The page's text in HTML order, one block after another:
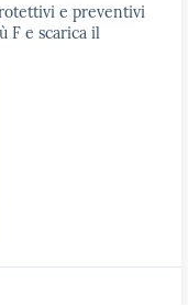
e preventivi
F e scarica il